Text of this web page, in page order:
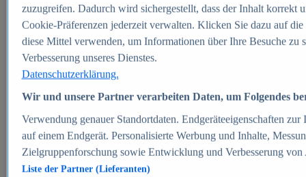
Zum Report
E-commerce
Beliebte Statistiken
Aktuelle Statistiken
E-Commerce - Entwicklung des Umsatzes in
Deutschland 1999-2025
Umsatz von Amazon in Deutschland und weltweit
2010-2025
B2C-E-Commerce: Top-50 Online Shops in
Deutschland 2024
Marktanteile von Online-Zahlungsverfahren in
Deutschland 2024
Umsatzstarke Warengruppen im Online-Handel in
Deutschland 2023-2025
zuzugreifen. Dadurch wird sichergestellt, dass der Inhalt korrekt
Cookie-Präferenzen jederzeit verwalten. Klicken Sie dazu auf
diese Mittel verwenden, um Informationen über Ihre Besuche
Verbesserung unseres Dienstes.
Datenschutzerklärung.
Wir und unsere Partner verarbeiten Daten, um Folgendes
Verwendung genauer Standortdaten. Endgeräteeigenschaften
auf einem Endgerät. Personalisierte Werbung und Inhalte,
Zielgruppenforschung sowie Entwicklung und Verbesserung von
Liste der Partner (Lieferanten)